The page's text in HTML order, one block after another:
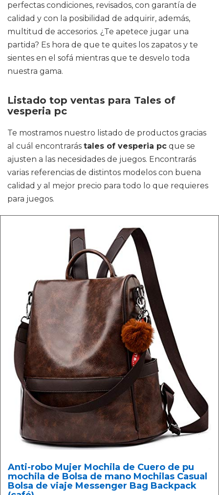
perfectas condiciones, revisados, con garantía de
calidad y con la posibilidad de adquirir, además,
multitud de accesorios. ¿Te apetece jugar una
partida? Es hora de que te quites los zapatos y te
sientes en el sofá mientras que te desvelo toda
nuestra gama.
Listado top ventas para Tales of
vesperia pc
Te mostramos nuestro listado de productos gracias
al cuál encontrarás tales of vesperia pc que se
ajusten a las necesidades de juegos. Encontrarás
varias referencias de distintos modelos con buena
calidad y al mejor precio para todo lo que requieres
para juegos.
Anti-robo Mujer Mochila de Cuero de pu
mochila de Bolsa de mano Mochilas Casual
Bolsa de viaje Messenger Bag Backpack